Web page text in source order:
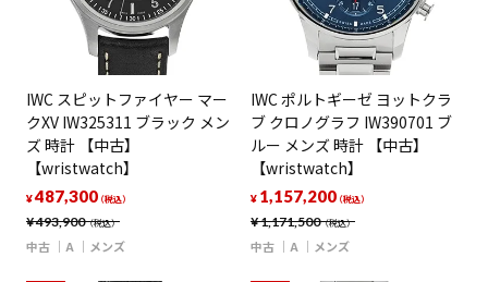
IWC スピットファイヤー マー
クXV IW325311 ブラック メン
ズ 時計 【中古】
【wristwatch】
¥493,900（税込）
¥487,300（税込）
中古 A メンズ
IWC ポルトギーゼ ヨットクラ
ブ クロノグラフ IW390701 ブ
ルー メンズ 時計 【中古】
【wristwatch】
¥1,171,500（税込）
¥ 1,157,200（税込）
中古 A メンズ